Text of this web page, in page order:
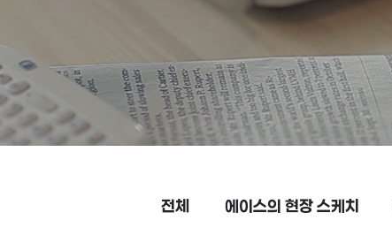
전체 에이스의 현장 스케치